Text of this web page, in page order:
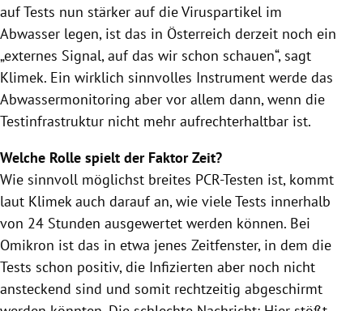
auf Tests nun stärker auf die Viruspartikel im
Abwasser legen, ist das in Österreich derzeit noch ein
„externes Signal, auf das wir schon schauen“, sagt
Klimek. Ein wirklich sinnvolles Instrument werde das
Abwassermonitoring aber vor allem dann, wenn die
Testinfrastruktur nicht mehr aufrechterhaltbar ist.
Welche Rolle spielt der Faktor Zeit?
Wie sinnvoll möglichst breites PCR-Testen ist, kommt
laut Klimek auch darauf an, wie viele Tests innerhalb
von 24 Stunden ausgewertet werden können. Bei
Omikron ist das in etwa jenes Zeitfenster, in dem die
Tests schon positiv, die Infizierten aber noch nicht
ansteckend sind und somit rechtzeitig abgeschirmt